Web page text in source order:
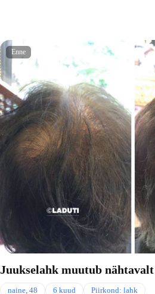
Enne
Juukselahk muutub
naine, 48 6 kuud Piirkond: lahk